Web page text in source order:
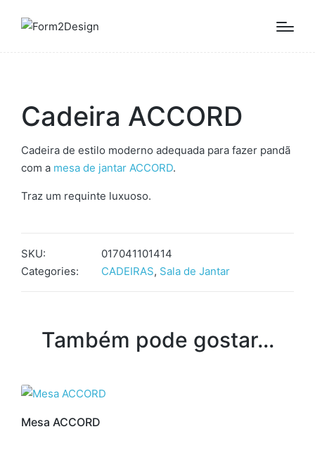
Cadeira ACCORD
Cadeira de estilo moderno adequada para fazer pandã
com a mesa de jantar ACCORD.
Traz um requinte luxuoso.
SKU:
017041101414
Categories:
CADEIRAS, Sala de Jantar
Também pode gostar…
Mesa ACCORD